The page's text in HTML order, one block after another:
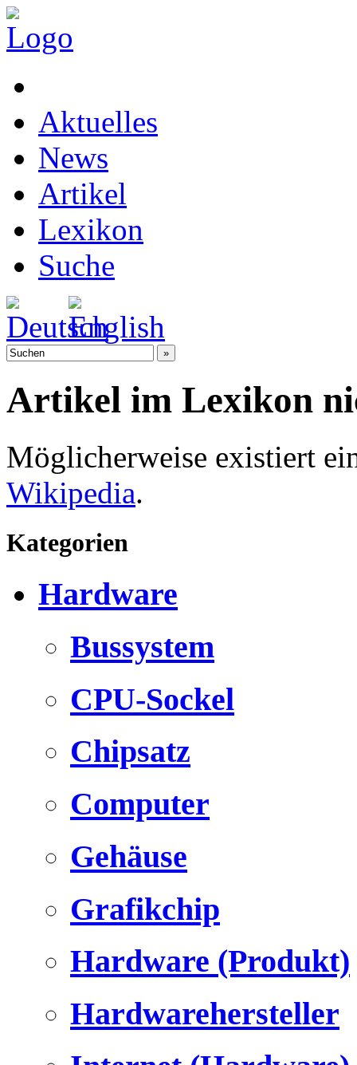
Aktuelles
News
Artikel
Lexikon
Suche
Artikel im Lexikon
Möglicherweise existiert
Wikipedia.
Kategorien
Hardware
Bussystem
CPU-Sockel
Chipsatz
Computer
Gehäuse
Grafikchip
Hardware (Produkt)
Hardwarehersteller